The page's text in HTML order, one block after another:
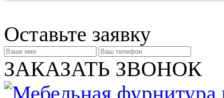
Оставьте заявку
ЗАКАЗАТЬ ЗВОНОК